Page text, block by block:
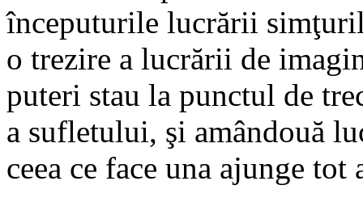
începuturile lucrării
o trezire a lucrării de
puteri stau la punctul de
a sufletului, şi amândouă
ceea ce face una ajunge tot